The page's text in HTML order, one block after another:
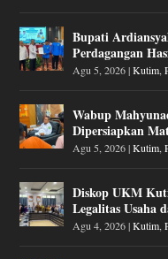
Bupati
Perdagangan
Agu 5, 2026|Kutim ,
Wabup
Dipersiapkan
Agu 5, 2026|Kutim ,
Diskop UKM
Legalitas Usaha
Agu 4, 2026|Kutim ,